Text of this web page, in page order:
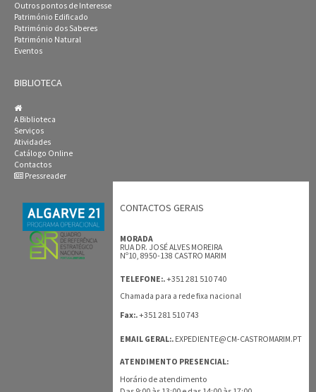
Outros pontos de Interesse
Património Edificado
Património dos Saberes
Património Natural
Eventos
BIBLIOTECA
A Biblioteca
Serviços
Atividades
Catálogo Online
Contactos
Pressreader
CONTACTOS GERAIS
MORADA
RUA DR. JOSÉ ALVES MOREIRA
Nº10, 8950-138 CASTRO MARIM
TELEFONE:.+351 281 510 740
Chamada para a rede fixa nacional
Fax:.+351 281 510 743
EMAIL GERAL:. EXPEDIENTE@CM-CASTROMARIM.PT
ATENDIMENTO PRESENCIAL:
Horário de atendimento